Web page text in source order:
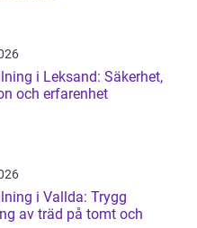
i Leksand: Säkerhet,
och erfarenhet
i Vallda: Trygg
av träd på tomt och